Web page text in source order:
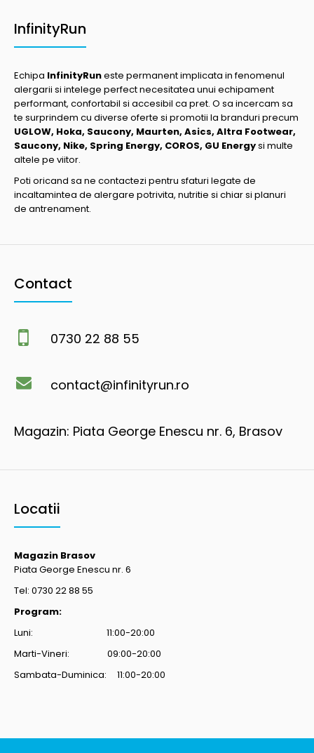
InfinityRun
Echipa InfinityRuneste permanent implicata in fenomenul
alergarii si intelege perfect necesitatea unui echipament
performant, confortabil si accesibil ca pret. O sa incercam sa
te surprindem cu diverse oferte si promotii la branduri precum
UGLOW, Hoka, Saucony, Maurten, Asics, Altra Footwear,
Saucony, Nike, Spring Energy, COROS, GU Energysi multe
altele pe viitor.
Poti oricand sa ne contactezi pentru sfaturi legate de
incaltamintea de alergare potrivita, nutritie si chiar si planuri
de antrenament.
Contact
0730 22 88 55
contact@infinityrun.ro
Magazin: Piata George Enescu nr. 6, Brasov
Locatii
Magazin Brasov
Piata George Enescu nr. 6
Tel: 0730 22 88 55
Program:
Luni: 11:00-20:00
Marti-Vineri: 09:00-20:00
Sambata-Duminica: 11:00-20:00